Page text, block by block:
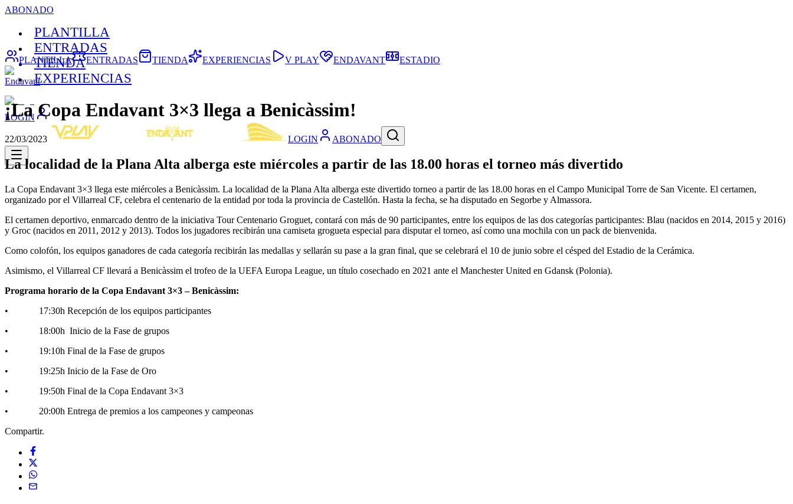
ABONADO
PLANTILLA
ENTRADAS
TIENDA
EXPERIENCIAS
LOGIN
LOGIN ABONADO
PLANTILLA ENTRADAS TIENDA EXPERIENCIAS V PLAY ENDAVANT ESTADIO
Endavant
¡La Copa Endavant 3×3 llega a Benicàssim!
22/03/2023
La localidad de la Plana Alta alberga este miércoles a partir de las 18.00 horas el torneo más divertido
La Copa Endavant 3×3 llega este miércoles a Benicàssim. La localidad de la Plana Alta alberga este divertido torneo a partir de las 18.00 horas en el Campo Municipal Torre de San Vicente. El certamen,
organizado por el Villarreal CF, celebra el centenario de la entidad por toda la provincia de Castellón. Hasta la fecha, se ha disputado en Segorbe y Almassora.
El certamen deportivo, enmarcado dentro de la iniciativa Tour Centenario Groguet, contará con más de 90 participantes, entre los equipos de las dos categorías participantes: Blau (nacidos en 2014, 2015 y 2016)
y Groc (nacidos en 2011, 2012 y 2013). Todos los jugadores recibirán una camiseta grogueta especial para disputar el torneo, así como una mochila con un pack de bienvenida.
Como colofón, los equipos ganadores de cada categoría recibirán las medallas y sellarán su pase a la gran final, que se celebrará el 10 de junio sobre el césped del Estadio de la Cerámica.
Asimismo, el Villarreal CF llevará a Benicàssim el trofeo de la UEFA Europa League, un título cosechado en 2021 ante el Manchester United en Gdansk (Polonia).
Programa horario de la Copa Endavant 3×3 – Benicàssim:
• 17:30h Recepción de los equipos participantes
• 18:00h Inicio de la Fase de grupos
• 19:10h Final de la Fase de grupos
• 19:25h Inicio de la Fase de Oro
• 19:50h Final de la Copa Endavant 3×3
• 20:00h Entrega de premios a los campeones y campeonas
Compartir.